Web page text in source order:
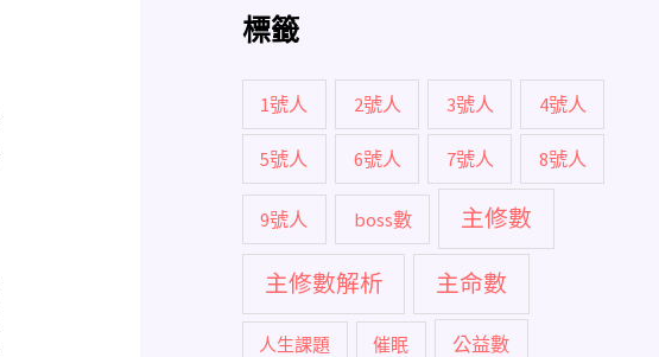
標籤
1號人 2號人 3號人 4號人
5號人 6號人 7號人 8號人
9號人 boss數 主修數
主修數解析 主命數
人生課題 催眠 公益數